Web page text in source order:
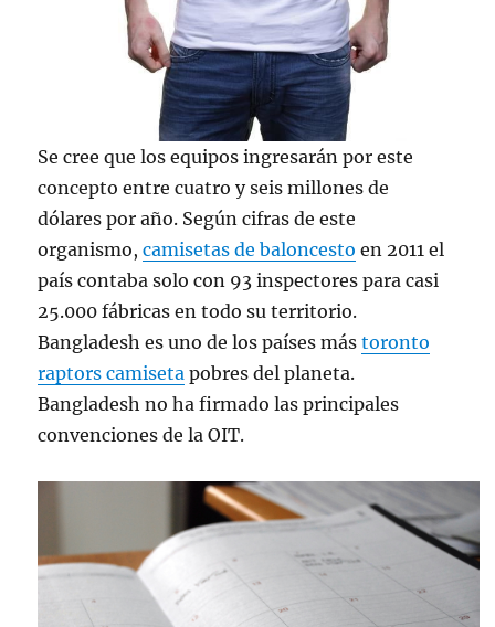
Se cree que los equipos ingresarán por este
concepto entre cuatro y seis millones de
dólares por año. Según cifras de este
organismo,camisetas de baloncesto en 2011 el
país contaba solo con 93 inspectores para casi
25.000 fábricas en todo su territorio.
Bangladesh es uno de los países mástoronto
raptors camiseta pobres del planeta.
Bangladesh no ha firmado las principales
convenciones de la OIT.